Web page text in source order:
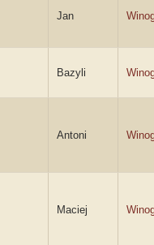
Jan
Bazyli
Antoni
Maciej